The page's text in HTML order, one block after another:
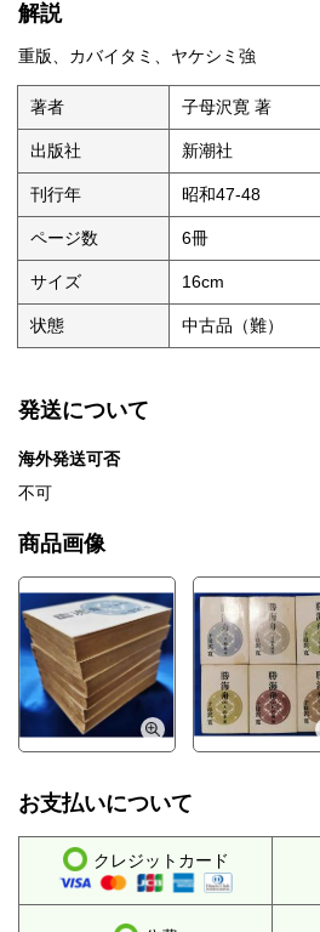
解説
重版、カバイタミ、ヤケシミ強
著者 子母沢寛 著
出版社 新潮社
刊行年 昭和47-48
ページ数 6冊
サイズ 16cm
状態 中古品（難）
発送について
海外発送可否
不可
商品画像
お支払いについて
クレジットカード